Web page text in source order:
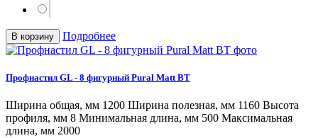
В корзину Подробнее
Профнастил GL - 8 фигурный Pural Matt BT
Ширина общая, мм 1200 Ширина полезная, мм 1160 Высота
профиля, мм 8 Минимальная длина, мм 500 Максимальная
длина, мм 2000